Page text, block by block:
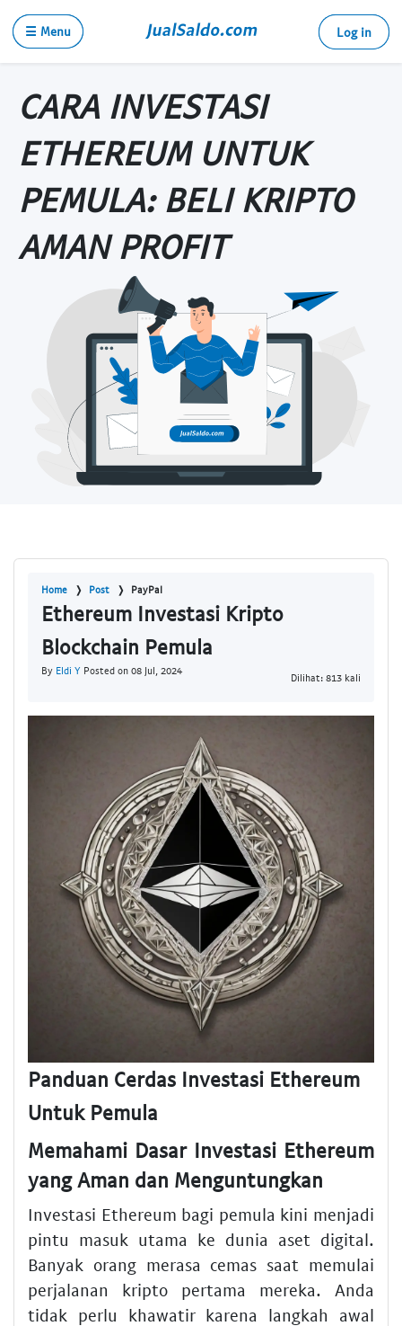
☰ Menu Log in
CARA INVESTASI
ETHEREUM UNTUK
PEMULA: BELI KRIPTO
AMAN PROFIT
Home Post PayPal
Ethereum Investasi Kripto
Blockchain Pemula
By Eldi Y Posted on 08 Jul, 2024
Dilihat: 813 kali
Panduan Cerdas Investasi Ethereum
Untuk Pemula
Memahami Dasar Investasi Ethereum
yang Aman dan Menguntungkan
Investasi Ethereum bagi pemula kini menjadi
pintu masuk utama ke dunia aset digital.
Banyak orang merasa cemas saat memulai
perjalanan kripto pertama mereka. Anda
tidak perlu khawatir karena langkah awal